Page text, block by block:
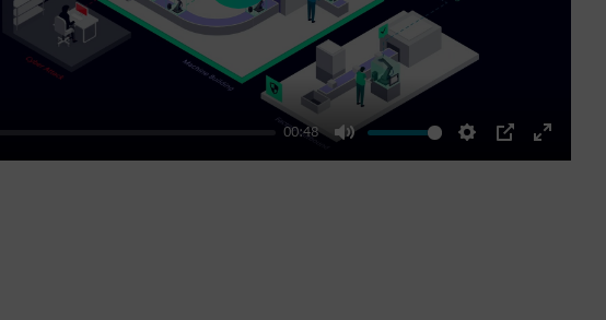
00:48
Mute Settings
PIP
Enter